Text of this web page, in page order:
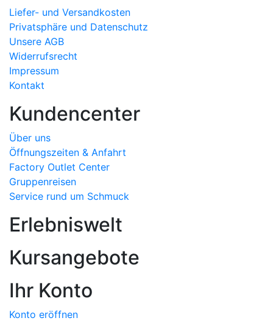
Liefer- und Versandkosten
Privatsphäre und Datenschutz
Unsere AGB
Widerrufsrecht
Impressum
Kontakt
Kundencenter
Über uns
Öffnungszeiten & Anfahrt
Factory Outlet Center
Gruppenreisen
Service rund um Schmuck
Erlebniswelt
Kursangebote
Ihr Konto
Konto eröffnen